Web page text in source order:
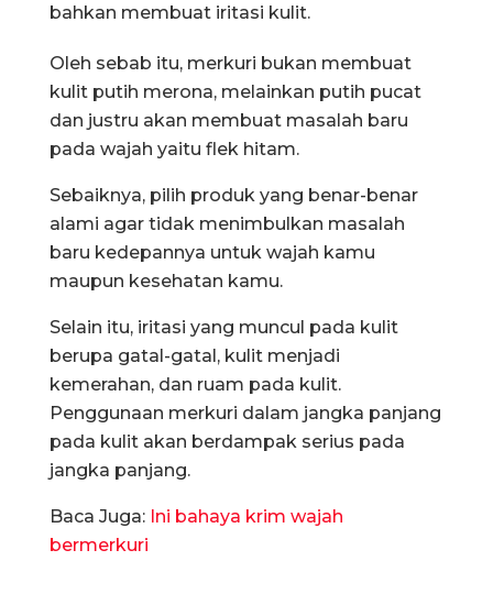
bahkan membuat iritasi kulit.
Oleh sebab itu, merkuri bukan membuat
kulit putih merona, melainkan putih pucat
dan justru akan membuat masalah baru
pada wajah yaitu flek hitam.
Sebaiknya, pilih produk yang benar-benar
alami agar tidak menimbulkan masalah
baru kedepannya untuk wajah kamu
maupun kesehatan kamu.
Selain itu, iritasi yang muncul pada kulit
berupa gatal-gatal, kulit menjadi
kemerahan, dan ruam pada kulit.
Penggunaan merkuri dalam jangka panjang
pada kulit akan berdampak serius pada
jangka panjang.
Baca Juga: Ini bahaya krim wajah
bermerkuri